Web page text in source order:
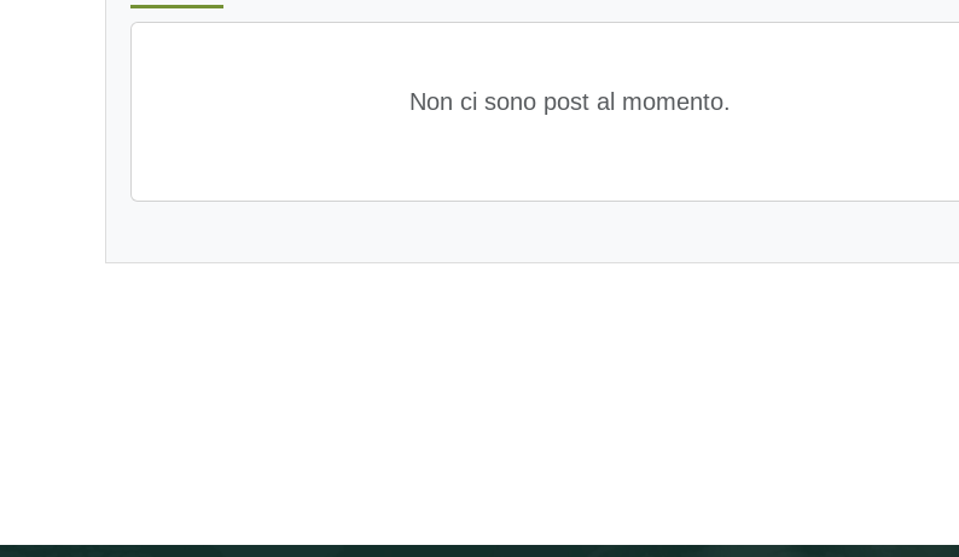
Non ci sono post al momento.